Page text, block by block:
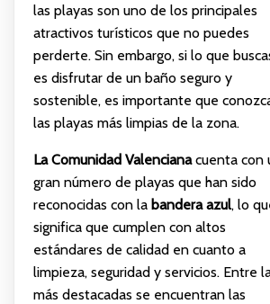
las playas son uno de los principales
atractivos turísticos que no puedes
perderte. Sin embargo, si lo que
es disfrutar de un baño seguro y
sostenible, es importante que
las playas más limpias de la zona.
La Comunidad Valencianacuenta con
gran número de playas que han sido
reconocidas con la bandera azul, lo
significa que cumplen con altos
estándares de calidad en cuanto a
limpieza, seguridad y servicios. Entre
más destacadas se encuentran las